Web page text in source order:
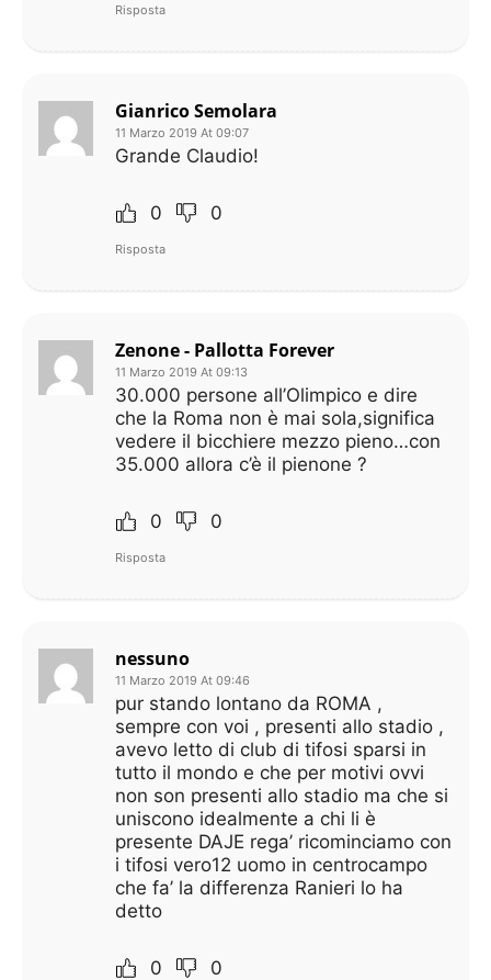
Risposta
Gianrico Semolara
11 Marzo 2019 At 09:07
Grande Claudio!
0 0
Risposta
Zenone - Pallotta Forever
11 Marzo 2019 At 09:13
30.000 persone all’Olimpico e dire
che la Roma non è mai sola,significa
vedere il bicchiere mezzo pieno…con
35.000 allora c’è il pienone ?
0 0
Risposta
nessuno
11 Marzo 2019 At 09:46
pur stando lontano da ROMA ,
sempre con voi , presenti allo stadio ,
avevo letto di club di tifosi sparsi in
tutto il mondo e che per motivi ovvi
non son presenti allo stadio ma che si
uniscono idealmente a chi li è
presente DAJE rega’ ricominciamo con
i tifosi vero12 uomo in centrocampo
che fa’ la differenza Ranieri lo ha
detto
0 0